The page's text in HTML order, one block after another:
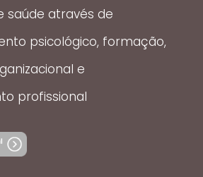
saúde através de
psicológico, formação,
e
profissional